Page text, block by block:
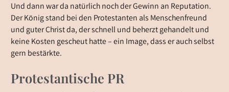
Und dann war da natürlich noch der Gewinn an Reputation.
Der König stand bei den Protestanten als Menschenfreund
und guter Christ da, der schnell und beherzt gehandelt und
keine Kosten gescheut hatte – ein Image, dass er auch selbst
gern bestärkte.
Protestantische PR